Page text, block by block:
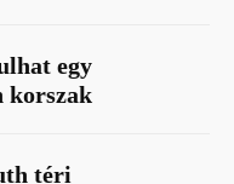
egy
korszak
téri